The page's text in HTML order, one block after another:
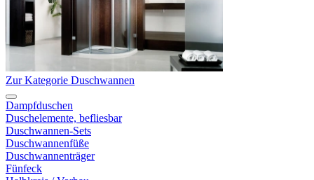
Zur Kategorie Duschwannen
Dampfduschen
Duschelemente, befliesbar
Duschwannen-Sets
Duschwannenfüße
Duschwannenträger
Fünfeck